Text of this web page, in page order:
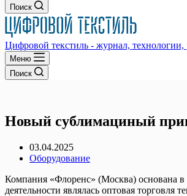
Поиск
Цифровой текстиль - журнал,
Меню
Поиск
Новый сублимациный
03.04.2025
Оборудование
Компания «Флоренс» (Москва) основана в
деятельности являлась оптовая торговля